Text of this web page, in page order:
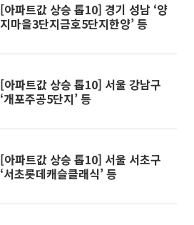
[아파트값 상승 톱10] 경기 성남 ‘양
지마을3단지금호5단지한양’ 등
[아파트값 상승 톱10] 서울 강남구
‘개포주공5단지’ 등
[아파트값 상승 톱10] 서울 서초구
‘서초롯데캐슬클래식’ 등